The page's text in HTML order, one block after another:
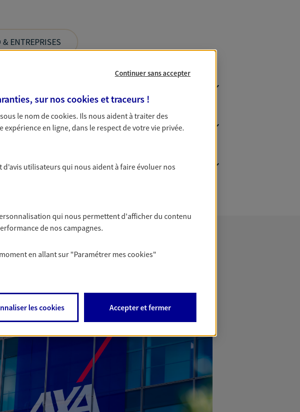
& ENTREPRISES
Continuer sans accepter
sur nos cookies et traceurs !
le nom decookies. Ils nous aident à traiter des
en ligne, dans le respect de votre vie privée.
d’avis utilisateurs qui nous aident à faire évoluer nos
qui nous permettent d'afficher du contenu
de nos campagnes.
en allant sur "Paramétrer mescookies"
les cookies Accepter et fermer